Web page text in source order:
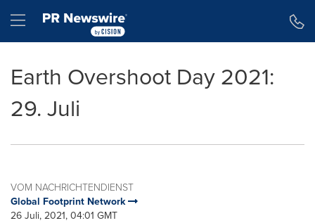
Hamburger menu
Earth Overshoot Day 2021:
29. Juli
VOM NACHRICHTENDIENST
Global Footprint Network
26 Juli, 2021, 04:01 GMT